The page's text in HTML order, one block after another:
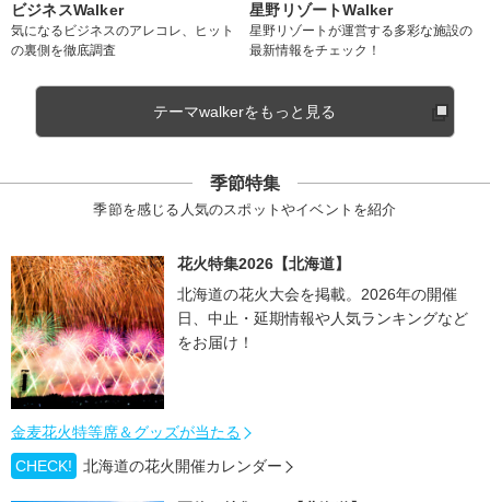
ビジネスWalker
気になるビジネスのアレコレ、ヒット
の裏側を徹底調査
星野リゾートWalker
星野リゾートが運営する多彩な施設の
最新情報をチェック！
テーマwalkerをもっと見る
季節特集
季節を感じる人気のスポットやイベントを紹介
花火特集2026【北海道】
北海道の花火大会を掲載。2026年の開催
日、中止・延期情報や人気ランキングなど
をお届け！
金麦花火特等席＆グッズが当たる
CHECK!
北海道の花火開催カレンダー